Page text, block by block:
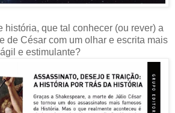
história, que tal conhecer (ou rever) a
de César com um olhar e escrita mais
ágil e estimulante?